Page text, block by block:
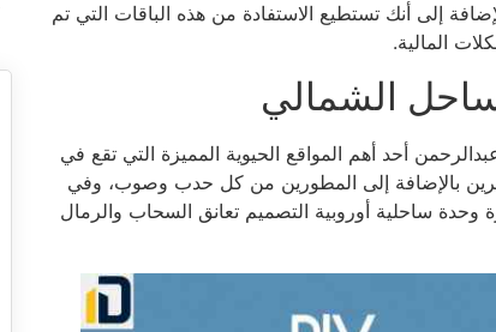
إلى أنك تستطيع الاستفادة من هذه الباقات التي تم
المالية.
الشمالي
أحد أهم المواقع الحيوية المميزة التي تقع في
بالإضافة إلى المطورين من كل حدب وصوب، وفي
ساحلية أوروبية التصميم تعانق السحاب والرمال